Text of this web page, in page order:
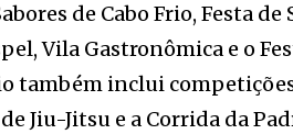
de Cabo Frio, Festa
Vila Gastronômica e o
também inclui
Jiu-Jitsu e a Corrida da